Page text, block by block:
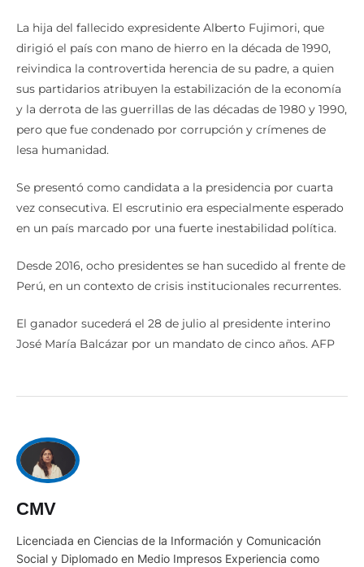
La hija del fallecido expresidente Alberto Fujimori, que
dirigió el país con mano de hierro en la década de 1990,
reivindica la controvertida herencia de su padre, a quien
sus partidarios atribuyen la estabilización de la economía
y la derrota de las guerrillas de las décadas de 1980 y 1990,
pero que fue condenado por corrupción y crímenes de
lesa humanidad.
Se presentó como candidata a la presidencia por cuarta
vez consecutiva. El escrutinio era especialmente esperado
en un país marcado por una fuerte inestabilidad política.
Desde 2016, ocho presidentes se han sucedido al frente de
Perú, en un contexto de crisis institucionales recurrentes.
El ganador sucederá el 28 de julio al presidente interino
José María Balcázar por un mandato de cinco años. AFP
CMV
Licenciada en Ciencias de la Información y Comunicación
Social y Diplomado en Medio Impresos Experiencia como